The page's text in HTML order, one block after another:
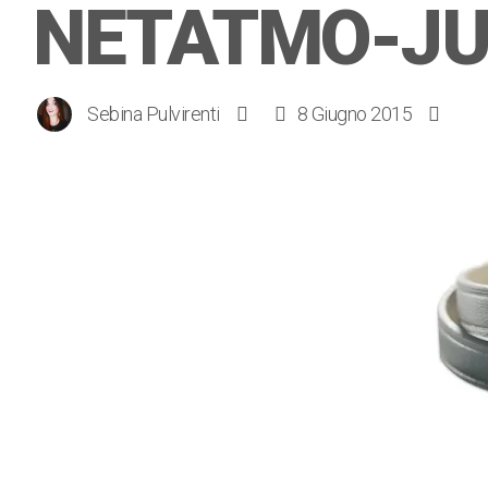
NETATMO-
Sebina Pulvirenti 8 Giugno 2015